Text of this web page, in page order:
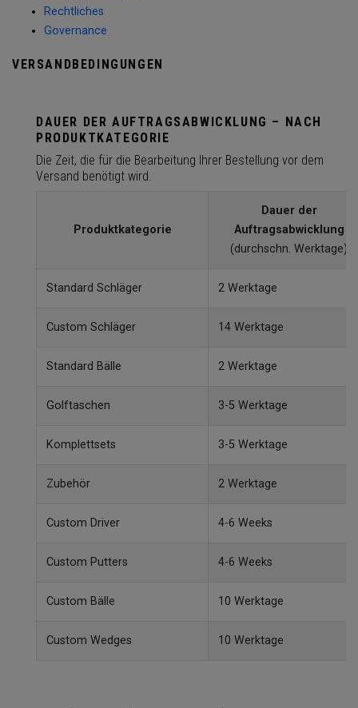
Rechtliches
Governance
VERSANDBEDINGUNGEN
DAUER DER AUFTRAGSABWICKLUNG – NACH
PRODUKTKATEGORIE
Die Zeit, die für die Bearbeitung Ihrer Bestellung vor dem
Versand benötigt wird.
Produktkategorie
Dauer der
Auftragsabwicklung
(durchschn. Werktage)
Standard Schläger 2 Werktage
Custom Schläger 14 Werktage
Standard Bälle 2 Werktage
Golftaschen 3-5 Werktage
Komplettsets 3-5 Werktage
Zubehör 2 Werktage
Custom Driver 4-6 Weeks
Custom Putters 4-6 Weeks
Custom Bälle 10 Werktage
Custom Wedges 10 Werktage